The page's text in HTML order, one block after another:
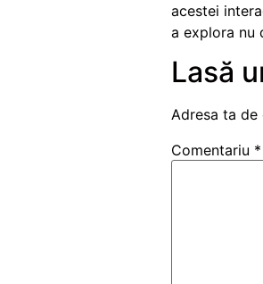
acestei
a explora nu
Lasă
Adresa ta de
Comentariu *